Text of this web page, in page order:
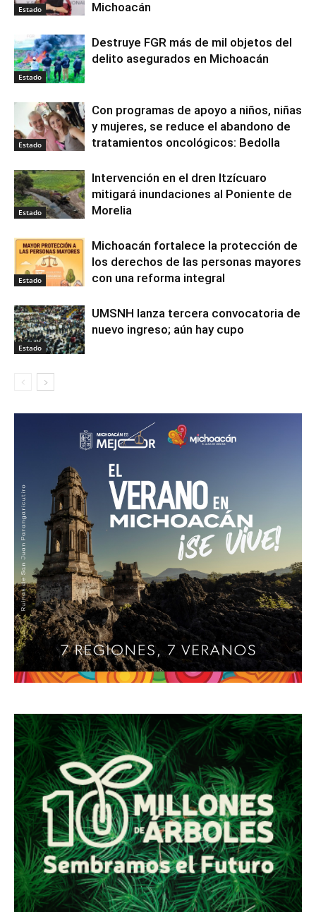
Estado Michoacán
Estado
Destruye FGR más de mil objetos del
delito asegurados en Michoacán
Estado
Con programas de apoyo a niños, niñas
y mujeres, se reduce el abandono de
tratamientos oncológicos: Bedolla
Estado
Intervención en el dren Itzícuaro
mitigará inundaciones al Poniente de
Morelia
Estado
Michoacán fortalece la protección de
los derechos de las personas mayores
con una reforma integral
Estado
UMSNH lanza tercera convocatoria de
nuevo ingreso; aún hay cupo